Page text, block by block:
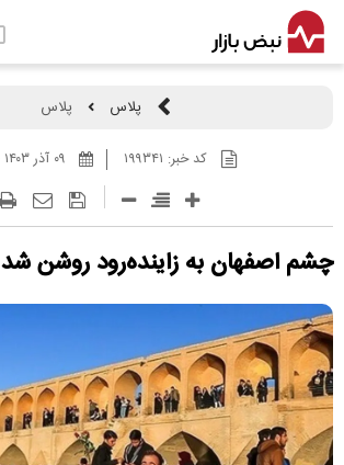
پلاس پلاس
کد خبر: ۱۹۹۳۴۱
چشم اصفهان به زاینده‌رود روشن شد